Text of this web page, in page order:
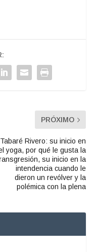
PRÓXIMO
Tabaré Rivero: su inicio en
yoga, por qué le gusta la
su inicio en la
intendencia cuando le
dieron un revólver y la
polémica con la plena